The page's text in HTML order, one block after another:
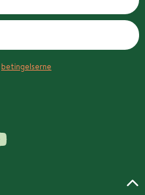
betingelserne